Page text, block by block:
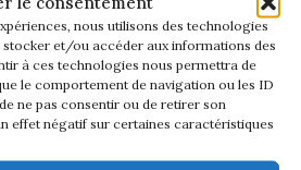
nous utilisons des technologies
et/ou accéder aux informations des
à ces technologies nous permettra de
le comportement de navigation ou les ID
ne pas consentir ou de retirer son
effet négatif sur certaines caractéristiques